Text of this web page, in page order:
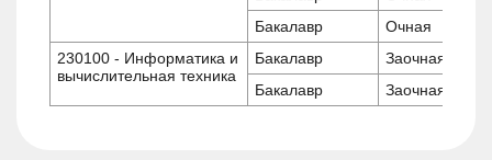
Бакалавр
Очная
230100 - Информатика и
вычислительная техника
Бакалавр
Заочная
Бакалавр
Заочная